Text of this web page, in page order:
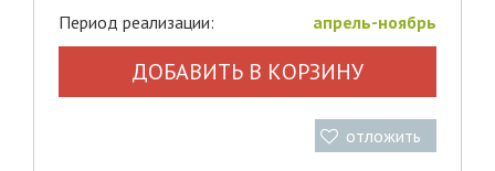
Период реализации: апрель-ноябрь
ДОБАВИТЬ В КОРЗИНУ
отложить